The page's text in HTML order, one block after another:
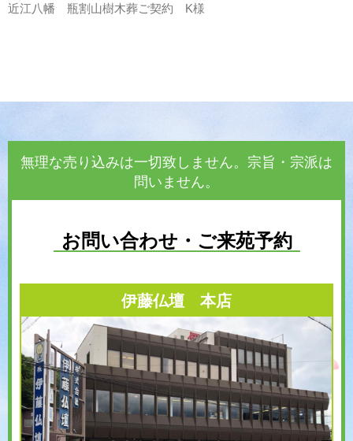
近江八幡 瓶割山樹木葬ご契約 K様
無理な売り込みは一切致しません。宗旨・宗派は
問いません。
お問い合わせ・ご来苑予約
伊藤仏壇 本店